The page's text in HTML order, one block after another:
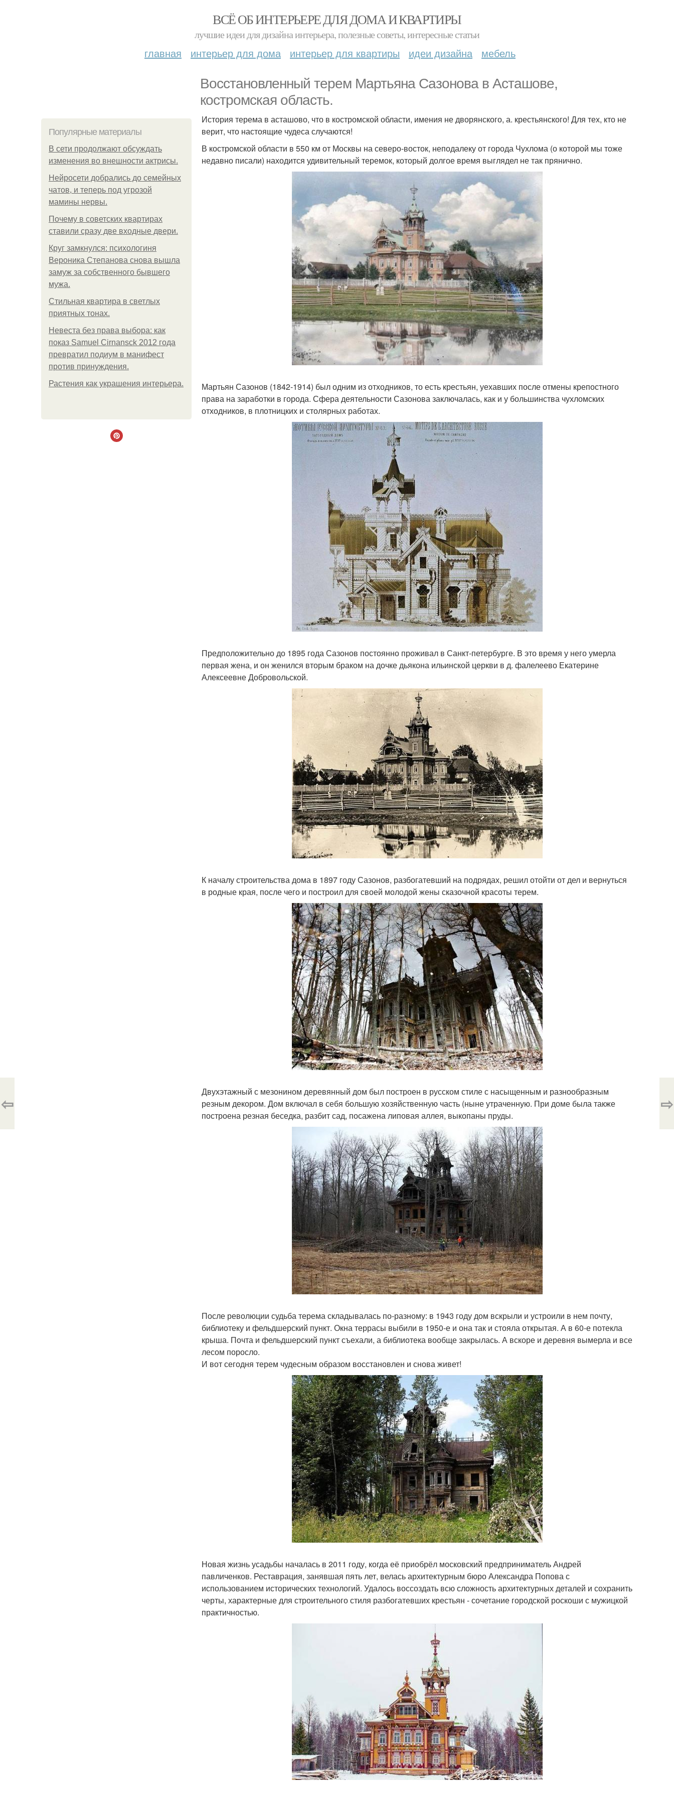
ВСЁ ОБ ИНТЕРЬЕРЕ ДЛЯ ДОМА И КВАРТИРЫ
лучшие идеи для дизайна интерьера, полезные советы, интересные статьи
главная интерьер для дома интерьер для квартиры идеи дизайна мебель
Восстановленный терем Мартьяна Сазонова в Асташове,
костромская область.
Популярные материалы
В сети продолжают обсуждать
изменения во внешности актрисы.
Нейросети добрались до семейных
чатов, и теперь под угрозой
мамины нервы.
Почему в советских квартирах
ставили сразу две входные двери.
Круг замкнулся: психологиня
Вероника Степанова снова вышла
замуж за собственного бывшего
мужа.
Стильная квартира в светлых
приятных тонах.
Невеста без права выбора: как
показ Samuel Cirnansck 2012 года
превратил подиум в манифест
против принуждения.
Растения как украшения интерьера.
История терема в асташово, что в костромской области, имения не дворянского, а. крестьянского! Для тех, кто не
верит, что настоящие чудеса случаются!
В костромской области в 550 км от Москвы на северо-восток, неподалеку от города Чухлома (о которой мы тоже
недавно писали) находится удивительный теремок, который долгое время выглядел не так прянично.
Мартьян Сазонов (1842-1914) был одним из отходников, то есть крестьян, уехавших после отмены крепостного
права на заработки в города. Сфера деятельности Сазонова заключалась, как и у большинства чухломских
отходников, в плотницких и столярных работах.
Предположительно до 1895 года Сазонов постоянно проживал в Санкт-петербурге. В это время у него умерла
первая жена, и он женился вторым браком на дочке дьякона ильинской церкви в д. фалелеево Екатерине
Алексеевне Добровольской.
К началу строительства дома в 1897 году Сазонов, разбогатевший на подрядах, решил отойти от дел и вернуться
в родные края, после чего и построил для своей молодой жены сказочной красоты терем.
Двухэтажный с мезонином деревянный дом был построен в русском стиле с насыщенным и разнообразным
резным декором. Дом включал в себя большую хозяйственную часть (ныне утраченную. При доме была также
построена резная беседка, разбит сад, посажена липовая аллея, выкопаны пруды.
После революции судьба терема складывалась по-разному: в 1943 году дом вскрыли и устроили в нем почту,
библиотеку и фельдшерский пункт. Окна террасы выбили в 1950-е и она так и стояла открытая. А в 60-е потекла
крыша. Почта и фельдшерский пункт съехали, а библиотека вообще закрылась. А вскоре и деревня вымерла и все
лесом поросло.
И вот сегодня терем чудесным образом восстановлен и снова живет!
Новая жизнь усадьбы началась в 2011 году, когда её приобрёл московский предприниматель Андрей
павличенков. Реставрация, занявшая пять лет, велась архитектурным бюро Александра Попова с
использованием исторических технологий. Удалось воссоздать всю сложность архитектурных деталей и сохранить
черты, характерные для строительного стиля разбогатевших крестьян - сочетание городской роскоши с мужицкой
практичностью.
⇦ ⇨